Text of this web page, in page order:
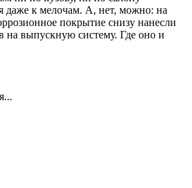
даже к мелочам. А, нет, можно: на
покрытие снизу нанесли
на выпускную систему. Где оно и